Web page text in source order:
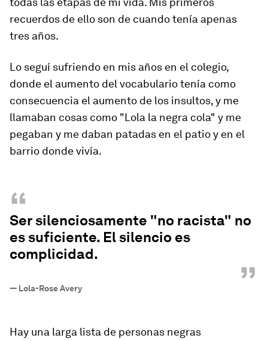
recuerdos de ello son de cuando tenía apenas
tres años.
Lo seguí sufriendo en mis años en el colegio,
donde el aumento del vocabulario tenía como
consecuencia el aumento de los insultos, y me
llamaban cosas como "Lola la negra cola" y me
pegaban y me daban patadas en el patio y en el
barrio donde vivía.
“
Ser silenciosamente "no racista" no
es suficiente. El silencio es
complicidad.
”
— Lola-Rose Avery
Hay una larga lista de personas negras